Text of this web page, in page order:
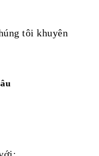
tôi khuyên